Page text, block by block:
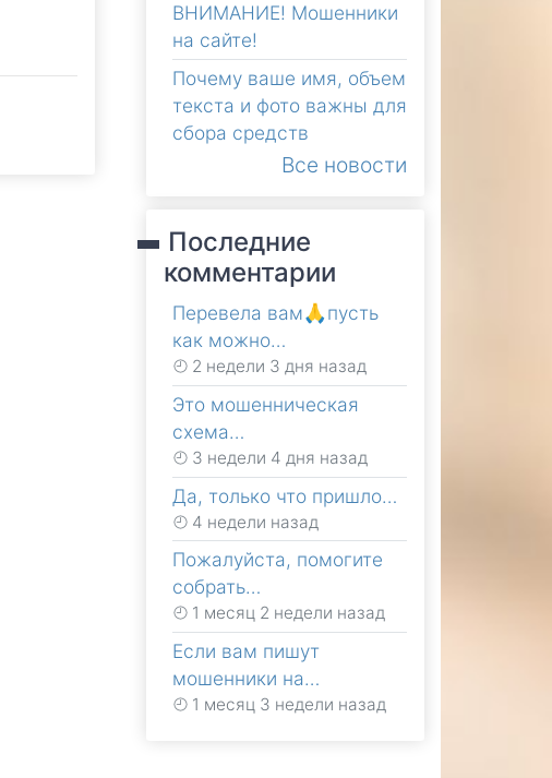
ВНИМАНИЕ! Мошенники
на сайте!
Почему ваше имя, объем
текста и фото важны для
сбора средств
Все новости
Последние
комментарии
Перевела вам🙏пусть
как можно…
2 недели 3 дня назад
Это мошенническая
схема…
3 недели 4 дня назад
Да, только что пришло…
4 недели назад
Пожалуйста, помогите
собрать…
1 месяц 2 недели назад
Если вам пишут
мошенники на…
1 месяц 3 недели назад